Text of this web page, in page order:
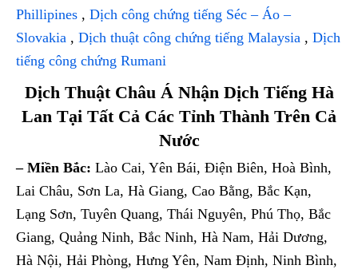
Phillipines , Dịch công chứng tiếng Séc – Áo –
Slovakia , Dịch thuật công chứng tiếng Malaysia , Dịch
tiếng công chứng Rumani
Dịch Thuật Châu Á Nhận Dịch Tiếng Hà
Lan Tại Tất Cả Các Tỉnh Thành Trên Cả
Nước
– Miền Bắc: Lào Cai, Yên Bái, Điện Biên, Hoà Bình,
Lai Châu, Sơn La, Hà Giang, Cao Bằng, Bắc Kạn,
Lạng Sơn, Tuyên Quang, Thái Nguyên, Phú Thọ, Bắc
Giang, Quảng Ninh, Bắc Ninh, Hà Nam, Hải Dương,
Hà Nội, Hải Phòng, Hưng Yên, Nam Định, Ninh Bình,